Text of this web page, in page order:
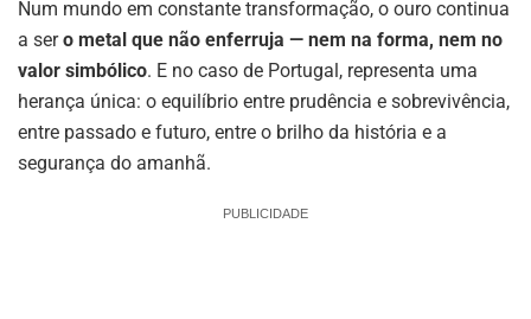
Num mundo em constante transformação, o ouro continua
a sero metal que não enferruja — nem na forma, nem no
valor simbólico. E no caso de Portugal, representa uma
herança única: o equilíbrio entre prudência e sobrevivência,
entre passado e futuro, entre o brilho da história e a
segurança do amanhã.
PUBLICIDADE